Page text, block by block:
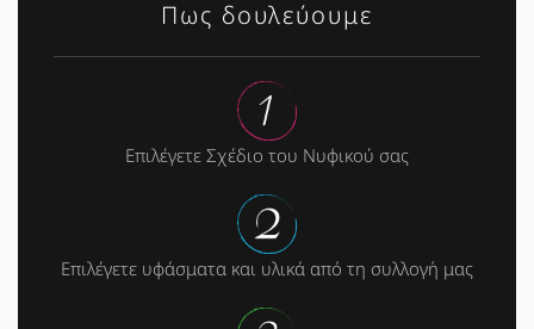
Πως δουλεύουμε
Επιλέγετε Σχέδιο του Νυφικού σας
Επιλέγετε υφάσματα και υλικά από τη συλλογή μας